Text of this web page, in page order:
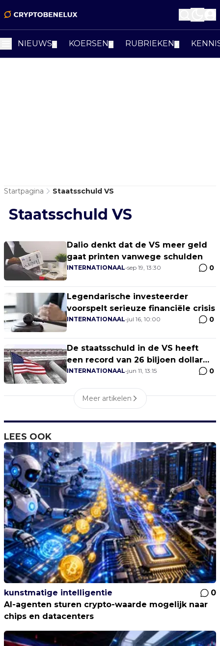
NIEUWS KOERSEN RUBRIEKEN
Startpagina Staatsschuld VS
Staatsschuld VS
Dalio denkt dat de VS meer geld
gaat printen vanwege schulden
INTERNATIONAAL•sep 19, 13:30 0
Legendarische investeerder
voorspelt serieuze financiële crisis
INTERNATIONAAL•jul 16, 10:00 0
De staatsschuld in de VS heeft
een record van 26 biljoen dollar
bereikt
INTERNATIONAAL•jun 11, 13:15 0
Meer artikelen
LEES OOK
kunstmatige intelligentie
0
AI-agenten sturen crypto-waarde mogelijk naar
chips en datacenters